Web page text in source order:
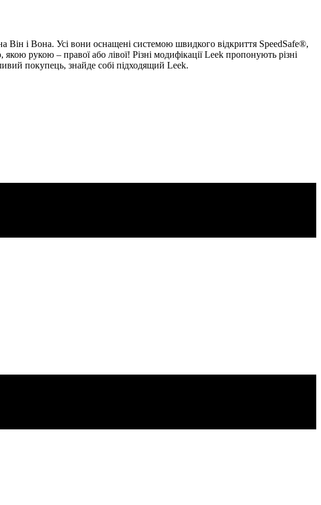
Він і Вона. Усі вони оснащені системою швидкого відкриття SpeedSafe®,
рукою – правої або лівої! Різні модифікації Leek пропонують різні
покупець, знайде собі підходящий Leek.